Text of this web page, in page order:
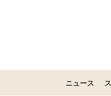
ニュース